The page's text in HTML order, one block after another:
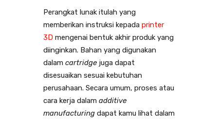
Perangkat lunak itulah yang
memberikan instruksi kepada printer
3D mengenai bentuk akhir produk yang
diinginkan. Bahan yang digunakan
dalam cartridge juga dapat
disesuaikan sesuai kebutuhan
perusahaan. Secara umum, proses atau
cara kerja dalam additive
manufacturing dapat kamu lihat dalam